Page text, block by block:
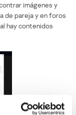
imágenes y
de pareja y en foros
hay contenidos